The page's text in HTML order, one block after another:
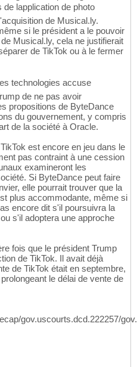
lapplication de photo
de Musical.ly.
si le président a le pouvoir
Musical.ly, cela ne justifierait
de TikTok ou à le fermer
technologies accuse
de ne pas avoir
propositions de ByteDance
du gouvernement, y compris
de la société à Oracle.
est encore en jeu dans le
pas contraint à une cession
examineront les
Si ByteDance peut faire
elle pourrait trouver que la
plus accommodante, même si
encore dit s'il poursuivra la
s'il adoptera une approche
fois que le président Trump
de TikTok. Il avait déjà
de TikTok était en septembre,
le délai de vente de
gov.uscourts.dcd.222257/